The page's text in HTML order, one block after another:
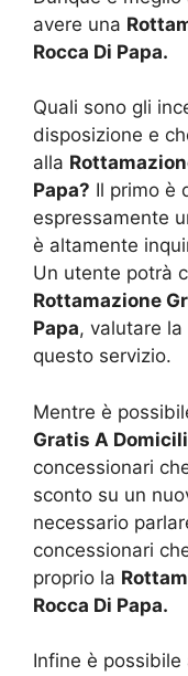
avere una
Rocca Di Papa.
Quali sono gli
disposizione e
alla
Papa? Il primo è
espressamente
è altamente
Un utente potrà
Rottamazione
Papa, valutare
questo servizio.
Mentre è
Gratis A
concessionari
sconto su un
necessario
concessionari
proprio la
Rocca Di Papa.
Infine è